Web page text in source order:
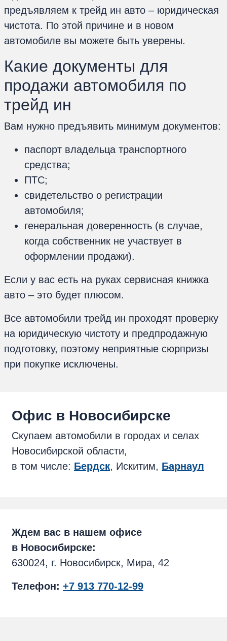
предъявляем к трейд ин авто – юридическая
чистота. По этой причине и в новом
автомобиле вы можете быть уверены.
Какие документы для
продажи автомобиля по
трейд ин
Вам нужно предъявить минимум документов:
паспорт владельца транспортного
средства;
ПТС;
свидетельство о регистрации
автомобиля;
генеральная доверенность (в случае,
когда собственник не участвует в
оформлении продажи).
Если у вас есть на руках сервисная книжка
авто – это будет плюсом.
Все автомобили трейд ин проходят проверку
на юридическую чистоту и предпродажную
подготовку, поэтому неприятные сюрпризы
при покупке исключены.
Oфис в Новосибирске
Скупаем автомобили в городах и селах
Новосибирской области,
в том числе: Бердск, Искитим, Барнаул
Ждем вас в нашем офисе
в Новосибирске:
630024, г. Новосибирск, Мира, 42
Телефон: +7 913 770-12-99